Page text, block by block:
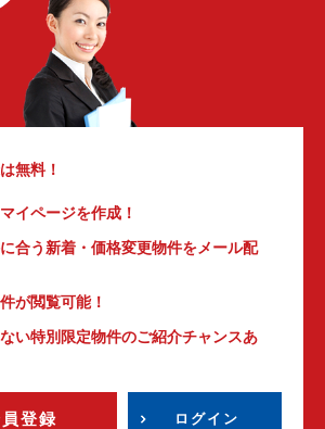
無料！
イページを作成！
合う新着・価格変更物件をメール配
が閲覧可能！
い特別限定物件のご紹介チャンスあ
登録 ログイン